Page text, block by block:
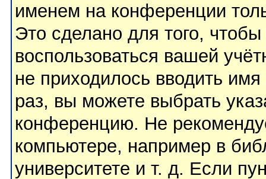
именем на конференции
Это сделано для того, чтобы
воспользоваться вашей
не приходилось вводить
раз, вы можете выбрать
конференцию. Не
компьютере, например в
университете и т. д. Если